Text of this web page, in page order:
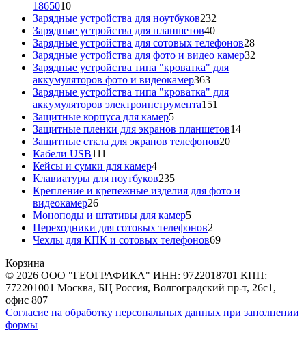
186501010
товаров
Зарядные устройства для ноутбуков232
Зарядные устройства для планшетов4040
товаров
Зарядные устройства для сотовых телефонов2828
товаров
Зарядные устройства для фото и видео камер32
Зарядные устройства типа "кроватка" для
аккумуляторов фото и видеокамер363363
товара
Зарядные устройства типа "кроватка" для
аккумуляторов электроинструмента151
Защитные корпуса для камер55
товаров
Защитные пленки для экранов планшетов1414
Защитные сткла для экранов телефонов2020
Кабели USB111
товаров
Кейсы и сумки для камер44
товара
Клавиатуры для ноутбуков235235
товаров
Крепление и крепежные изделия для фото и
видеокамер2626
товаров
Моноподы и штативы для камер55
товаров
Переходники для сотовых телефонов2
товара
Чехлы для КПК и сотовых телефонов6969
Корзина
© 2026 ООО "ГЕОГРАФИКА" ИНН: 9722018701 КПП:
772201001 Москва, БЦ Россия, Волгоградский пр-т, 26с1,
офис 807
Согласие на обработку персональных данных при заполнении
формы